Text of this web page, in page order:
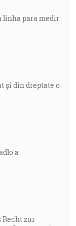
linha para medir
și din dreptate o
a
Recht zur